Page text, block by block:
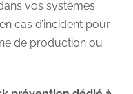
vos systèmes
cas d’incident pour
de production ou